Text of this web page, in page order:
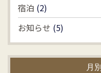
宿泊 (2)
お知らせ (5)
月